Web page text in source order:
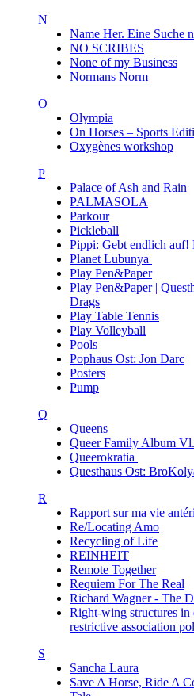
N
Name Her. Eine Suche
NO SCRIBES
None of my Business
Normans Norm
O
Olympia
On Horses – Sports
Oxygènes workshop
P
Palace of Ash and Rain
PALMASOLA
Parkour
Pickleball
Pippi: Gebt endlich auf!
Planet Lubunya
Play Pen&Paper
Play Pen&Paper |
Drags
Play Table Tennis
Play Volleyball
Pools
Pophaus Ost: Jon Darc
Posters
Pump
Q
Queens
Queer Family Album
Queerokratia
Questhaus Ost:
R
Rapport sur ma vie
Re/Locating Amo
Recycling of Life
REINHEIT
Remote Together
Requiem For The Real
Richard Wagner - The
Right-wing structures in
restrictive association
S
Sancha Laura
Save A Horse, Ride A